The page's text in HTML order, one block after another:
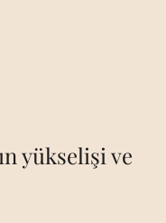
yükselişi ve